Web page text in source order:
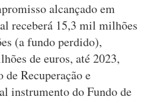
alcançado em
receberá 15,3 mil milhões
(a fundo perdido),
de euros, até 2023,
de Recuperação e
instrumento do Fundo de